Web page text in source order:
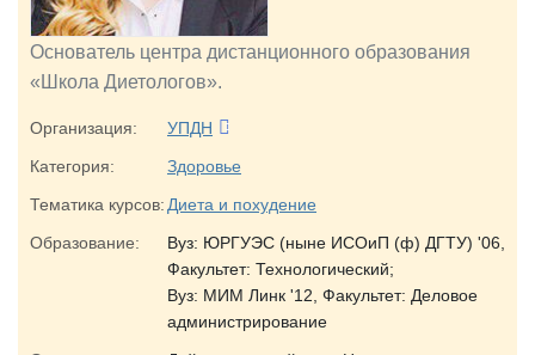
Основатель центра дистанционного образования
«Школа Диетологов».
Организация:
УПДН
Категория:
Здоровье
Тематика курсов: Диета и похудение
Образование:
Вуз: ЮРГУЭС (ныне ИСОиП (ф) ДГТУ) '06,
Факультет: Технологический;
Вуз: МИМ Линк '12, Факультет: Деловое
администрирование